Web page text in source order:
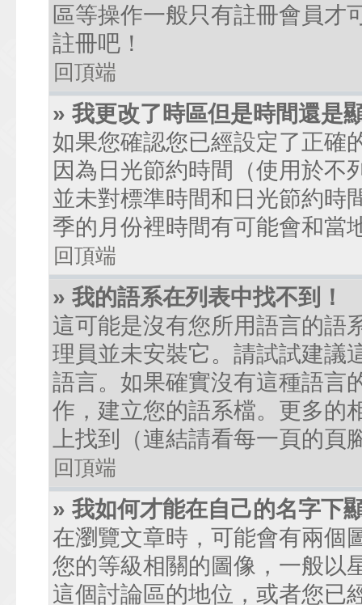
區等操作一般只有註冊會員才
註冊吧！
回頂端
» 我更改了時區但是時間還是
如果您確認您已經設定了正確
因為日光節約時間（使用於不
並未對標準時間和日光節約時
季的月份裡時間有可能會和當
回頂端
» 我的語系在列表中找不到！
這可能是沒有您所用語言的語
理員並未安裝它。請試試建議
語言。如果確實沒有這種語言
作，建立您的語系檔。更多的
上找到（連結請看每一頁的頁
回頂端
» 我如何才能在自己的名字下
在瀏覽文章時，可能會有兩個
您的等級相關的圖像，一般以
這個討論區的地位，或者您已